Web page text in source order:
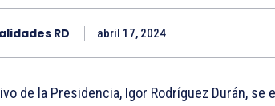
RD abril 17, 2024
de la Presidencia, Igor Rodríguez Durán, se